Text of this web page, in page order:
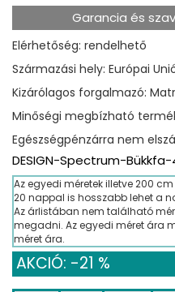
Garancia és
Elérhetőség: rendelhető
Származási hely: Európai
Kizárólagos forgalmazó:
Minőségi megbízható
Egészségpénzárra nem
DESIGN-Spectrum-
Az egyedi méretek illetve 200
20 nappal is hosszabb lehet a
Az árlistában nem található
megadni. Az egyedi méret
méret ára.
AKCIÓ: -21 %